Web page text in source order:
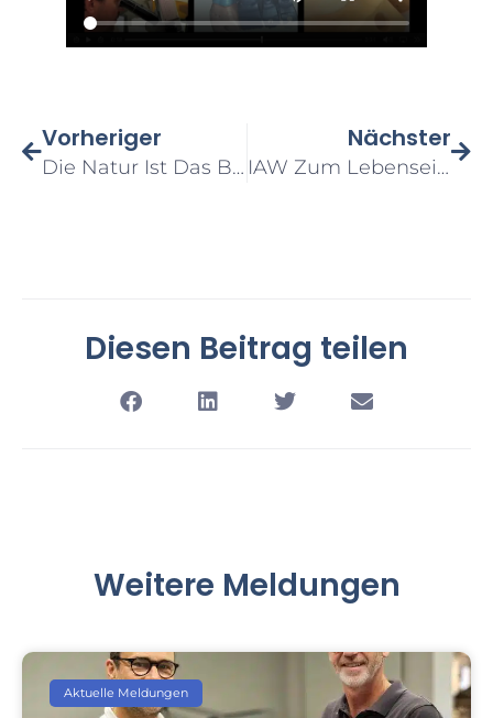
Vorheriger
Die Natur Ist Das Beste Vorbild …
Nächster
IAW Zum Lebenseinkommen: Beruflich Aus- Und Weitergebildete Auf Augenhöhe Mit Akademikern
Diesen Beitrag teilen
Weitere Meldungen
Aktuelle Meldungen